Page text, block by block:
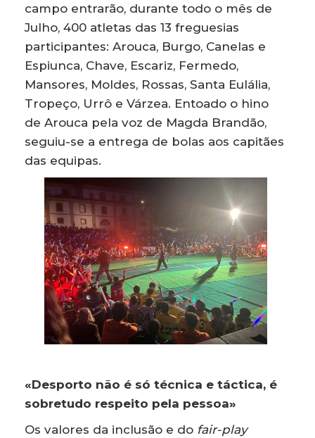
campo entrarão, durante todo o mês de
Julho, 400 atletas das 13 freguesias
participantes: Arouca, Burgo, Canelas e
Espiunca, Chave, Escariz, Fermedo,
Mansores, Moldes, Rossas, Santa Eulália,
Tropeço, Urrô e Várzea. Entoado o hino
de Arouca pela voz de Magda Brandão,
seguiu-se a entrega de bolas aos capitães
das equipas.
«Desporto não é só técnica e táctica, é
sobretudo respeito pela pessoa»
Os valores da inclusão e do fair-play